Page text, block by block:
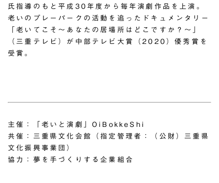
氏指導のもと平成30年度から毎年演劇作品を上演。
老いのプレーパークの活動を追ったドキュメンタリー
「老いてこそ～あなたの居場所はどこですか？～」
（三重テレビ）が中部テレビ大賞（2020）優秀賞を
受賞。
主催：「老いと演劇」OiBokkeShi
共催：三重県文化会館（指定管理者：（公財）三重県
文化振興事業団）
協力：夢を手づくりする企業組合